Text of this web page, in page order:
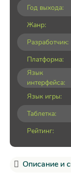
Год выхода:
Жанр:
Разработчик:
Платформа:
Язык
интерфейса:
Язык игры:
Таблетка:
Рейтинг:
Описание и